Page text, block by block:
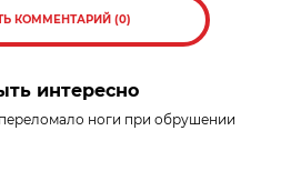
КОММЕНТАРИЙ (0)
интересно
ноги при обрушении